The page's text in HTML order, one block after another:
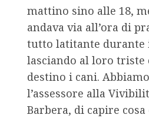
mattino sino alle 18,
andava via all’ora di
tutto latitante durante
lasciando al loro triste
destino i cani.
l’assessore alla
Barbera, di capire cosa